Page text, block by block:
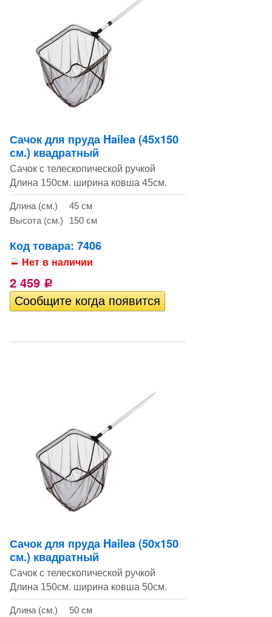
Сачок для пруда Hailea (45х150
см.) квадратный
Сачок с телескопической ручкой
Длина 150см. ширина ковша 45см.
Длина (см.)
45 см
Высота (см.)
150 см
Код товара: 7406
Нет в наличии
2 459 Р
Сачок для пруда Hailea (50х150
см.) квадратный
Сачок с телескопической ручкой
Длина 150см. ширина ковша 50см.
Длина (см.)
50 см